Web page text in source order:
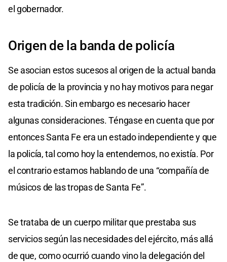
el gobernador.
Origen de la banda de policía
Se asocian estos sucesos al origen de la actual banda
de policía de la provincia y no hay motivos para negar
esta tradición. Sin embargo es necesario hacer
algunas consideraciones. Téngase en cuenta que por
entonces Santa Fe era un estado independiente y que
la policía, tal como hoy la entendemos, no existía. Por
el contrario estamos hablando de una “compañía de
músicos de las tropas de Santa Fe”.
Se trataba de un cuerpo militar que prestaba sus
servicios según las necesidades del ejército, más allá
de que, como ocurrió cuando vino la delegación del